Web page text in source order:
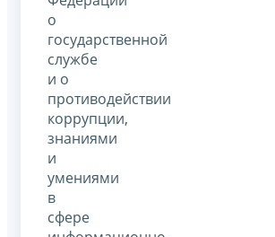
о
государственной
службе
и о
противодействии
коррупции,
знаниями
и
умениями
в
сфере